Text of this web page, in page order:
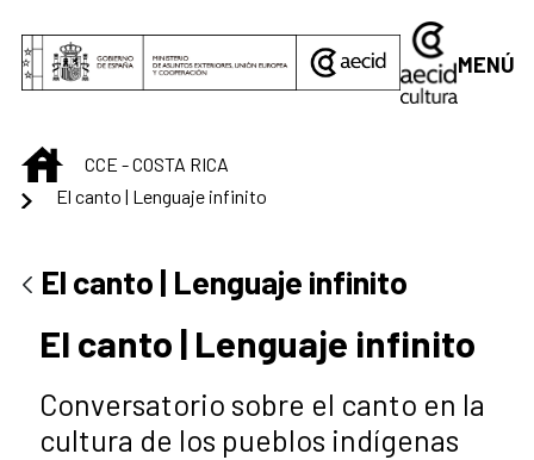
MENÚ
INICIO
CCE - COSTA RICA
El canto | Lenguaje infinito
El canto | Lenguaje infinito
El canto | Lenguaje infinito
Conversatorio sobre el canto en la
cultura de los pueblos indígenas